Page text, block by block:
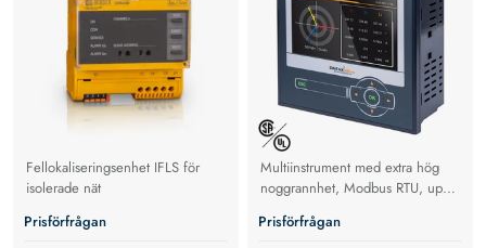
Fellokaliseringsenhet IFLS för
isolerade nät
Prisförfrågan
Multiinstrument med extra hög
noggrannhet, Modbus RTU, upp
Prisförfrågan